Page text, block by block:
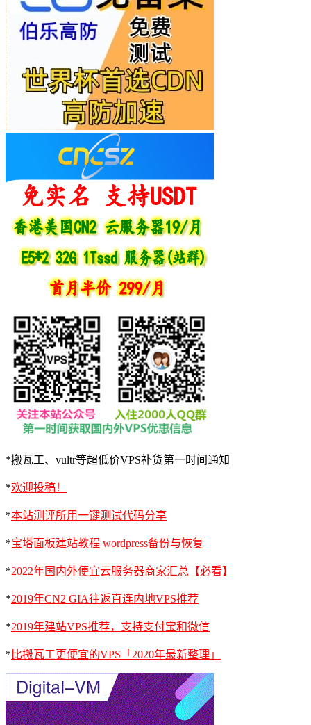
*搬瓦工、vultr等超低价VPS补货第一时间通知
*欢迎投稿！
*本站测评所用一键测试代码分享
*宝塔面板建站教程 wordpress备份与恢复
*2022年国内外便宜云服务器商家汇总【必看】
*2019年CN2 GIA往返直连内地VPS推荐
*2019年建站VPS推荐，支持支付宝和微信
* 比搬瓦工更便宜的VPS「2020年最新整理」